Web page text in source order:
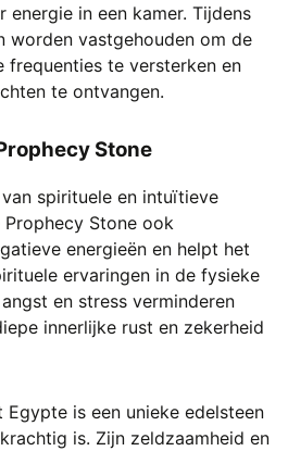
energie in een kamer. Tijdens
worden vastgehouden om de
frequenties te versterken en
te ontvangen.
Stone
spirituele en intuïtieve
Stone ook
energieën en helpt het
ervaringen in de fysieke
en stress verminderen
innerlijke rust en zekerheid
Egypte is een unieke edelsteen
is. Zijn zeldzaamheid en